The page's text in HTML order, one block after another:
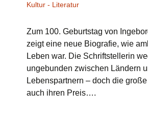
Kultur - Literatur
Zum 100. Geburtstag von
zeigt eine neue Biografie, wie
Leben war. Die Schriftstellerin
ungebunden zwischen Ländern
Lebenspartnern – doch die
auch ihren Preis….